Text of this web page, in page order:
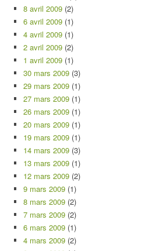
8 avril 2009 (2)
6 avril 2009 (1)
4 avril 2009 (1)
2 avril 2009 (2)
1 avril 2009 (1)
30 mars 2009 (3)
29 mars 2009 (1)
27 mars 2009 (1)
26 mars 2009 (1)
20 mars 2009 (1)
19 mars 2009 (1)
14 mars 2009 (3)
13 mars 2009 (1)
12 mars 2009 (2)
9 mars 2009 (1)
8 mars 2009 (2)
7 mars 2009 (2)
6 mars 2009 (1)
4 mars 2009 (2)